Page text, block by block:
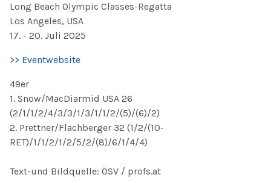
Long Beach Olympic Classes-Regatta
Los Angeles, USA
17. - 20. Juli 2025
>> Eventwebsite
49er
1. Snow/MacDiarmid USA 26
(2/1/1/2/4/3/3/1/3/1/1/2/(5)/(6)/2)
2. Prettner/Flachberger 32 (1/2/(10-
RET)/1/1/2/1/2/5/2/(8)/6/1/4/4)
Text-und Bildquelle: ÖSV / profs.at